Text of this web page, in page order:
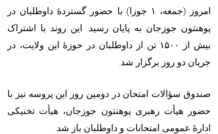
امروز (جمعه، ۱ جوزا) با حضور گستردهٔ داوطلبان در
پوهنتون جوزجان به پایان رسید. این روند با اشتراک
بیش از ۱۵۰۰ تن از داوطلبان در حوزهٔ این ولایت، در
جریان دو روز برگزار شد.
صندوق سؤالات امتحان در دومین روز این پروسه نیز با
حضور هیأت رهبری پوهنتون جوزجان، هیأت تخنیکی
ادارهٔ عمومی امتحانات و داوطلبان باز شد.